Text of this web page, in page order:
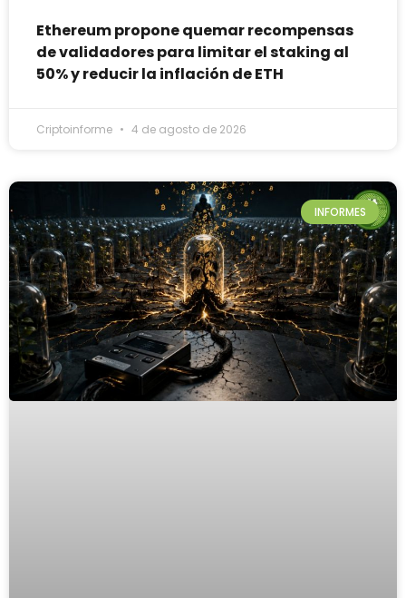
Ethereum propone quemar recompensas
de validadores para limitar el staking al
50% y reducir la inflación de ETH
Criptoinforme 4 de agosto de 2026
INFORMES